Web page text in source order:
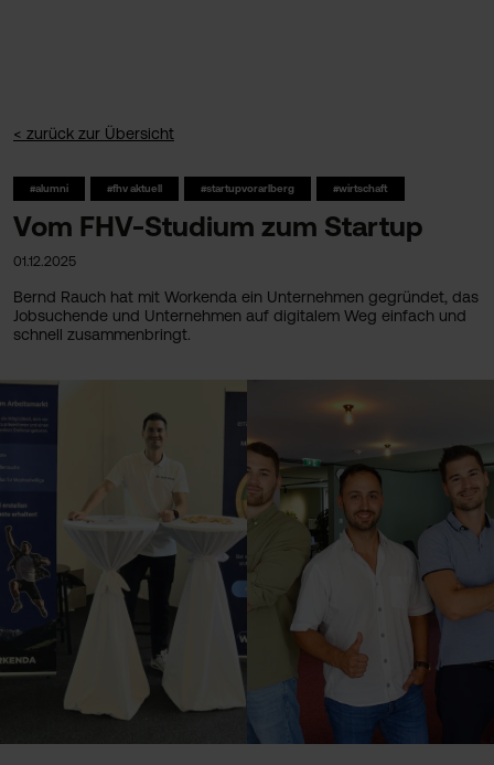
< zurück zur Übersicht
#alumni #fhv aktuell #startupvorarlberg #wirtschaft
Vom FHV-Studium zum Startup
01.12.2025
Bernd Rauch hat mit Workenda ein Unternehmen gegründet, das
Jobsuchende und Unternehmen auf digitalem Weg einfach und
schnell zusammenbringt.